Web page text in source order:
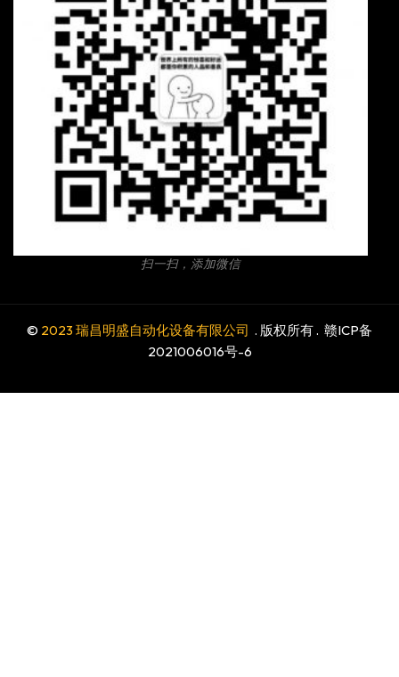
扫一扫，添加微信
© 2023 瑞昌明盛自动化设备有限公司 . 版权所有 . 赣ICP备
2021006016号-6